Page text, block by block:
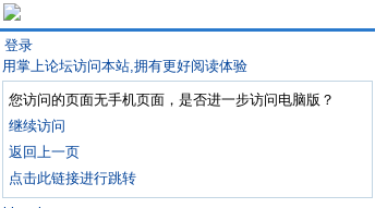
登录
用掌上论坛访问本站,拥有更好阅读体验
您访问的页面无手机页面，是否进一步访问电脑版？
继续访问
返回上一页
点击此链接进行跳转